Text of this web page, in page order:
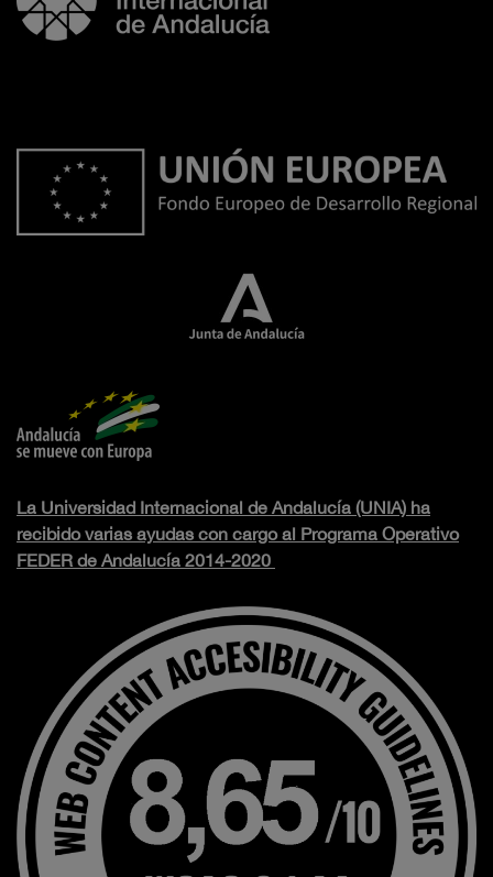
La Universidad Internacional de Andalucía (UNIA) ha
recibido varias ayudas con cargo al Programa Operativo
FEDER de Andalucía 2014-2020